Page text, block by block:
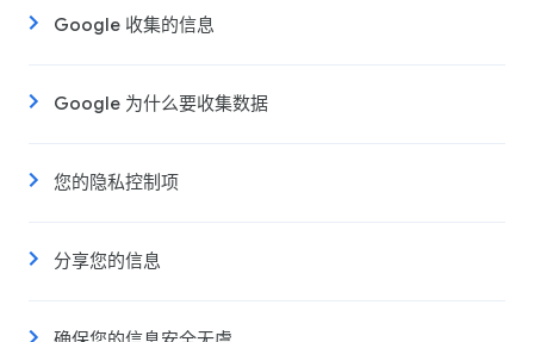
Google 收集的信息
Google 为什么要收集数据
您的隐私控制项
分享您的信息